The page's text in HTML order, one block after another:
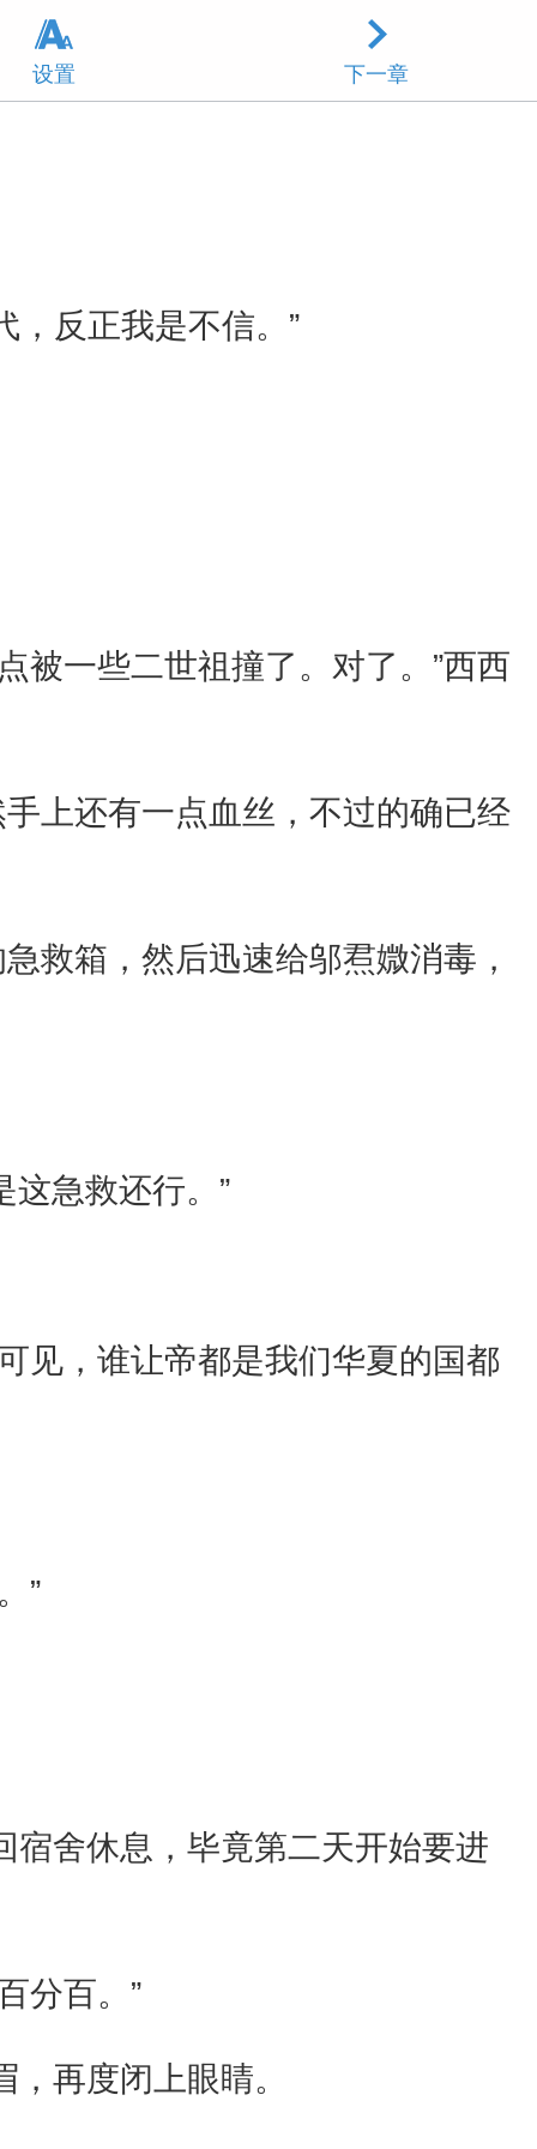
设置 下一章
，反正我是不信。”
被一些二世祖撞了。对了。”西西
上还有一点血丝，不过的确已经
救箱，然后迅速给邬焄媺消毒，
这急救还行。”
见，谁让帝都是我们华夏的国都
”
宿舍休息，毕竟第二天开始要进
分百。”
再度闭上眼睛。